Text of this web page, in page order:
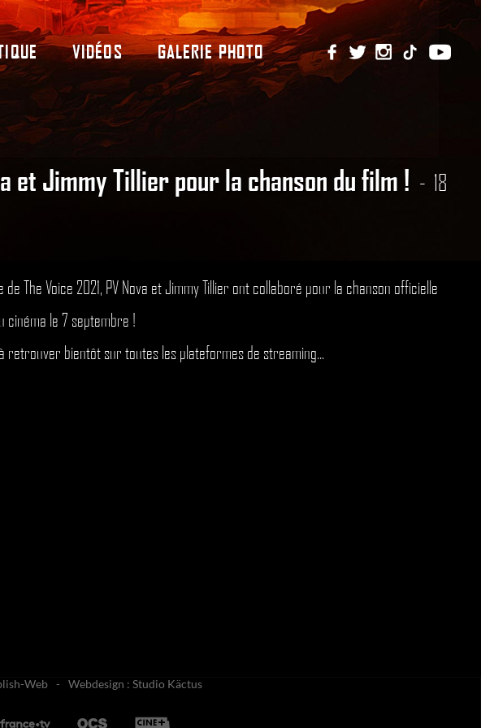
VIDÉOS GALERIE PHOTO
et Jimmy Tillier pour la chanson du film !
18
de The Voice 2021, PV Nova et Jimmy Tillier ont collaboré pour la chanson officielle
cinéma le 7 septembre !
retrouver bientôt sur toutes les plateformes de streaming...
Web Webdesign : Studio Käctus